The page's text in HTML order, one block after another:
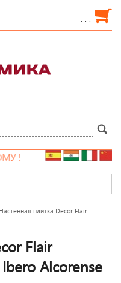
. . .
!
Настенная плитка Decor Flair
Flair
Alcorense